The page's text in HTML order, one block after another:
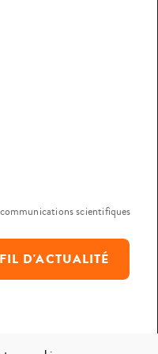
scientifiques
D'ACTUALITÉ